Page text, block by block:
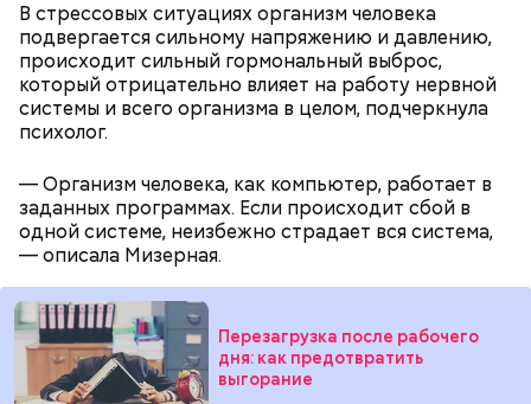
В стрессовых ситуациях организм человека
подвергается сильному напряжению и давлению,
происходит сильный гормональный выброс,
который отрицательно влияет на работу нервной
системы и всего организма в целом, подчеркнула
психолог.
— Организм человека, как компьютер, работает в
заданных программах. Если происходит сбой в
одной системе, неизбежно страдает вся система,
— описала Мизерная.
Перезагрузка после рабочего
дня: как предотвратить
выгорание
Терапевт Кондрахин назвал
Ранние плоды, по словам врача, лучше не есть:
Чистит сосуды и защищает от